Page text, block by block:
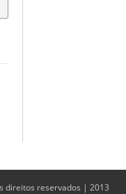
direitos reservados | 2013